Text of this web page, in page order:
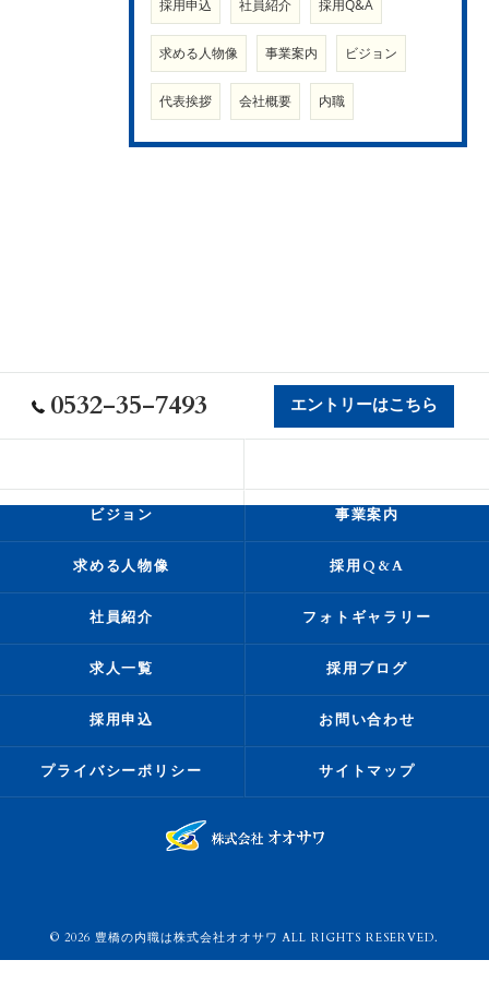
採用申込 社員紹介 採用Q&A
求める人物像 事業案内 ビジョン
代表挨拶 会社概要 内職
0532-35-7493 エントリーはこちら
ビジョン 事業案内
求める人物像 採用Q&A
社員紹介 フォトギャラリー
求人一覧 採用ブログ
採用申込 お問い合わせ
プライバシーポリシー サイトマップ
© 2026 豊橋の内職は株式会社オオサワ ALL RIGHTS RESERVED.